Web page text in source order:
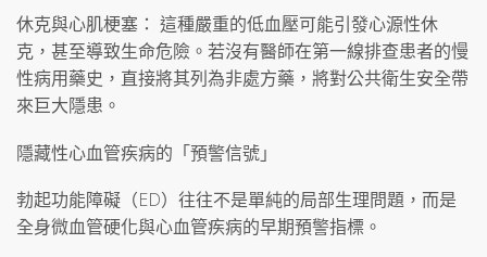
休克與心肌梗塞： 這種嚴重的低血壓可能引發心源性休
克，甚至導致生命危險。若沒有醫師在第一線排查患者的慢
性病用藥史，直接將其列為非處方藥，將對公共衛生安全帶
來巨大隱患。
隱藏性心血管疾病的「預警信號」
勃起功能障礙（ED）往往不是單純的局部生理問題，而是
全身微血管硬化與心血管疾病的早期預警指標。